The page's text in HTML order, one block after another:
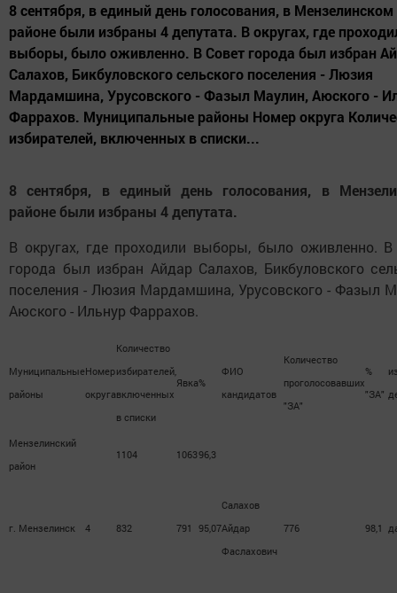
8 сентября, в единый день голосования, в Мензелинском
районе были избраны 4 депутата. В округах, где
выборы, было оживленно. В Совет города был избран
Салахов, Бикбуловского сельского поселения - Люзия
Мардамшина, Урусовского - Фазыл Маулин, Аюского -
Фаррахов. Муниципальные районы Номер округа
избирателей, включенных в списки...
8 сентября, в единый день голосования, в
районе были избраны 4 депутата.
В округах, где проходили выборы, было оживленно. В
города был избран Айдар Салахов, Бикбуловского
поселения - Люзия Мардамшина, Урусовского - Фазыл
Аюского - Ильнур Фаррахов.
Муниципальные
районы
Номер
округа
Количество
избирателей,
включенных
в списки
Явка%
ФИО
кандидатов
Количество
проголосовавших
"ЗА"
%
"ЗА"
Мензелинский
район
1104 106396,3
г. Мензелинск 4 832 791 95,07
Салахов
Айдар
Фаслахович
776 98,1